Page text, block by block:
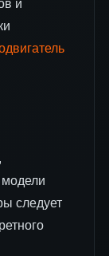
и
модели
следует